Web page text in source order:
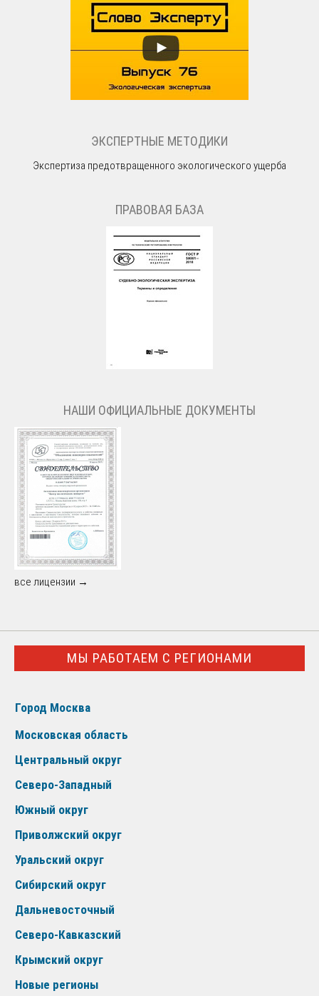
ЭКСПЕРТНЫЕ МЕТОДИКИ
Экспертиза предотвращенного экологического ущерба
ПРАВОВАЯ БАЗА
НАШИ ОФИЦИАЛЬНЫЕ ДОКУМЕНТЫ
все лицензии →
МЫ РАБОТАЕМ С РЕГИОНАМИ
Город Москва
Московская область
Центральный округ
Северо-Западный
Южный округ
Приволжский округ
Уральский округ
Сибирский округ
Дальневосточный
Северо-Кавказский
Крымский округ
Новые регионы